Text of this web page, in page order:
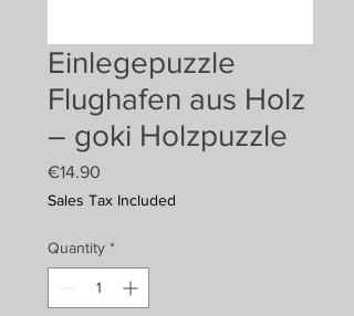
Einlegepuzzle
Flughafen aus Holz
– goki Holzpuzzle
€14.90
Sales Tax Included
Quantity *